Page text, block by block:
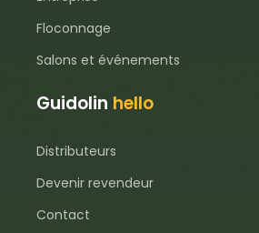
Floconnage
Salons et événements
Guidolin hello
Distributeurs
Devenir revendeur
Contact